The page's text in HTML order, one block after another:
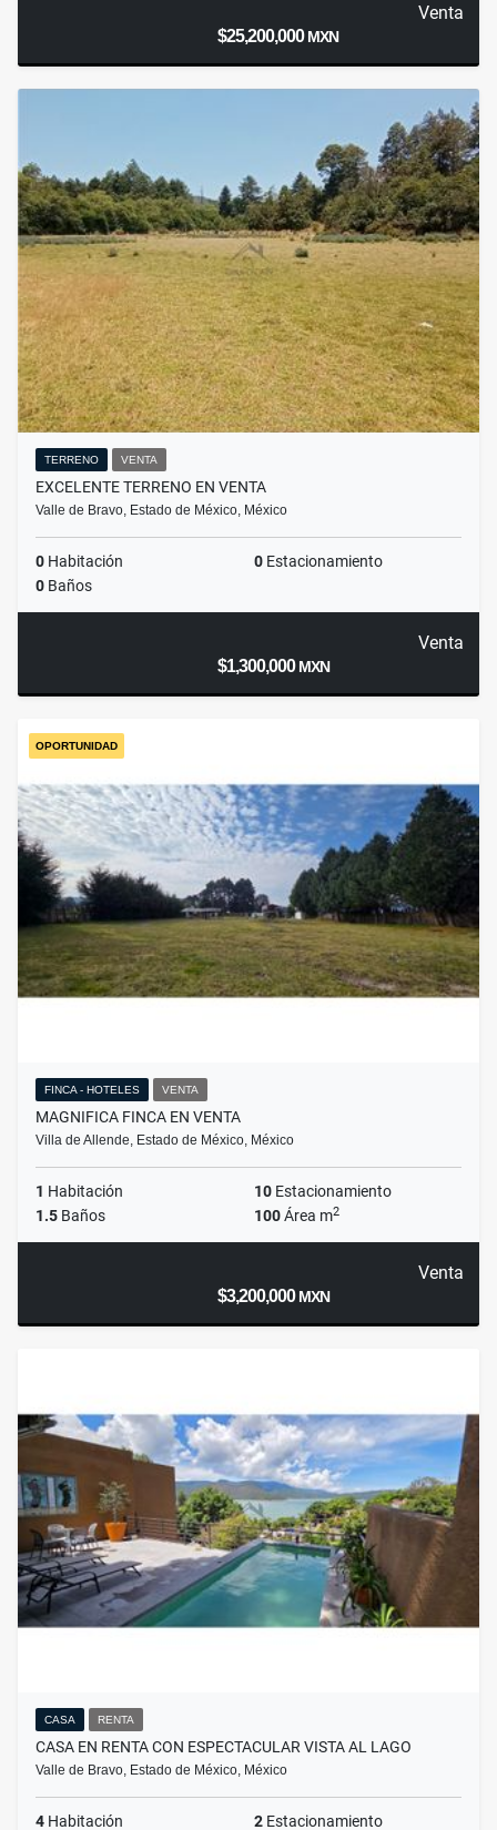
Venta
$25,200,000MXN
TERRENO VENTA
EXCELENTE TERRENO EN VENTA
Valle de Bravo, Estado de México, México
0 Habitación 0 Estacionamiento
0 Baños
Venta
$1,300,000MXN
OPORTUNIDAD
FINCA - HOTELES VENTA
MAGNIFICA FINCA EN VENTA
Villa de Allende, Estado de México, México
1 Habitación 10 Estacionamiento
1.5 Baños 100Área m2
Venta
$3,200,000MXN
CASA RENTA
CASA EN RENTA CON ESPECTACULAR VISTA AL LAGO
Valle de Bravo, Estado de México, México
4 Habitación 2 Estacionamiento